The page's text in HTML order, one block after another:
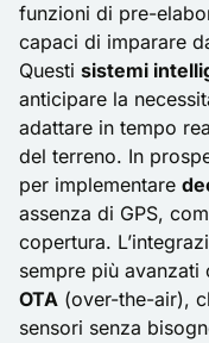
funzioni di pre-
capaci di imparare
Questi sistemi
anticipare la
adattare in tempo
del terreno. In
per implementare
assenza di GPS,
copertura.
sempre più avanzati
OTA (over-the-air),
sensori senza